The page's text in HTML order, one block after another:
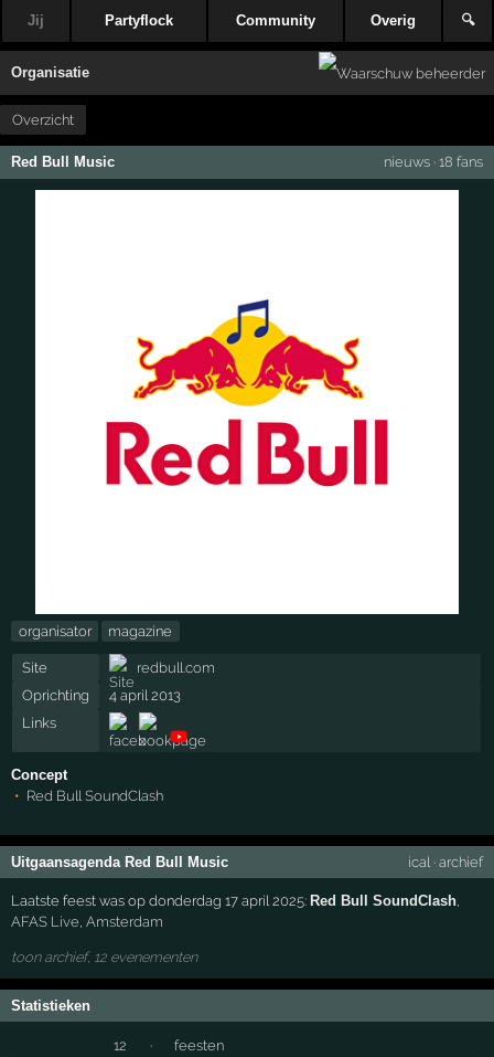
Jij Partyflock Community Overig 🔍
Organisatie
Overzicht
Red Bull Music nieuws· 18 fans
organisator magazine
Site
redbull.com
Oprichting
4 april 2013
Links
Concept
Red Bull SoundClash
Uitgaansagenda Red Bull Music ical· archief
Laatste feest was op donderdag 17 april 2025:Red Bull SoundClash
AFAS Live ,Amsterdam
toon archief, 12 evenementen
Statistieken
12 ·
feesten